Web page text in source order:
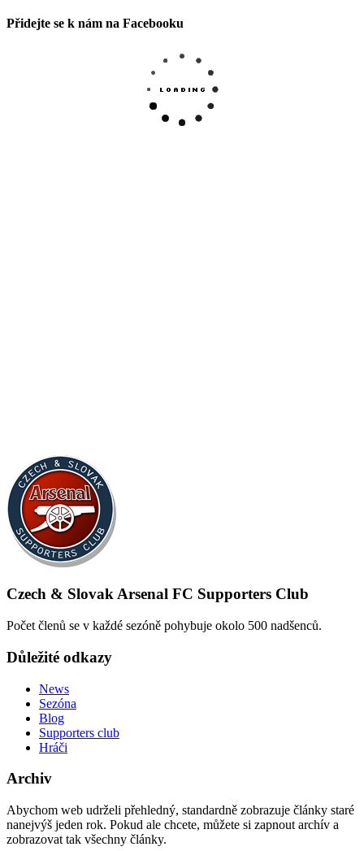
Přidejte se k nám na Facebooku
Czech & Slovak Arsenal FC Supporters Club
Počet členů se v každé sezóně pohybuje okolo 500 nadšenců.
Důležité odkazy
News
Sezóna
Blog
Supporters club
Hráči
Archiv
Abychom web udrželi přehledný, standardně zobrazuje články staré
nanejvýš jeden rok. Pokud ale chcete, můžete si zapnout archív a
zobrazovat tak všechny články.